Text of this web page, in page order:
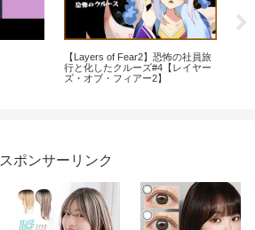
【Layers of Fear2】恐怖の社員旅
行と化したクルーズ#4【レイヤー
ズ・オブ・フィアー2】
スポンサーリンク